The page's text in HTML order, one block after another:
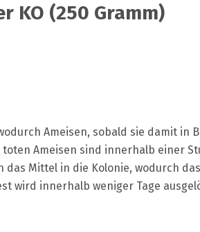
KO (250 Gramm)
Ameisen, sobald sie damit in
Ameisen sind innerhalb einer
Mittel in die Kolonie, wodurch
wird innerhalb weniger Tage